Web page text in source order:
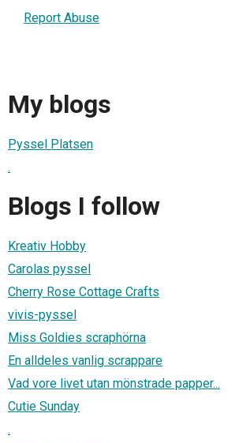
Report Abuse
My blogs
Pyssel Platsen
.
Blogs I follow
Kreativ Hobby
Carolas pyssel
Cherry Rose Cottage Crafts
vivis-pyssel
Miss Goldies scraphörna
En alldeles vanlig scrappare
Vad vore livet utan mönstrade papper...
Cutie Sunday
.